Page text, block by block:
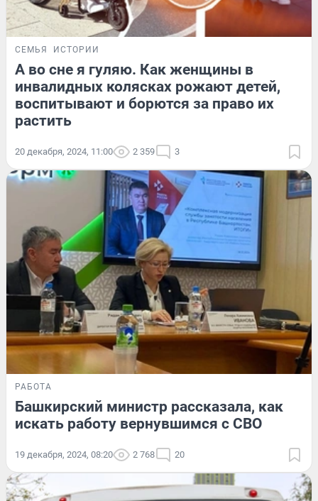
СЕМЬЯ ИСТОРИИ
А во сне я гуляю. Как женщины в
инвалидных колясках рожают детей,
воспитывают и борются за право их
растить
20 декабря, 2024, 11:00 2 359 3
РАБОТА
Башкирский министр рассказала, как
искать работу вернувшимся с СВО
19 декабря, 2024, 08:20 2 768 20